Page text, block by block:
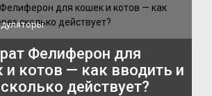
Фелиферон для
и котов — как вводить и
действует?